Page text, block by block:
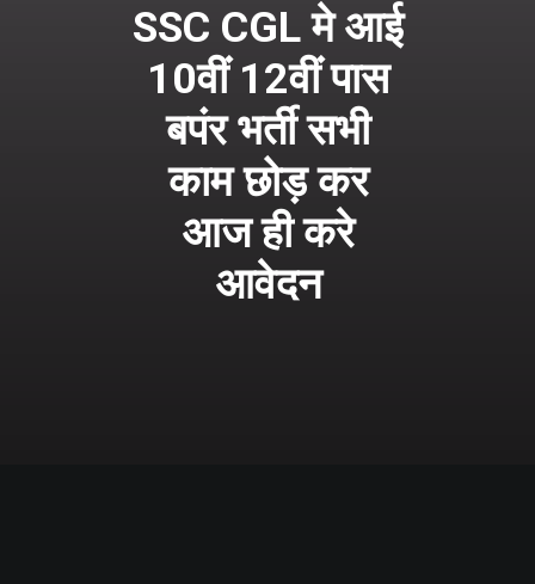
SSC CGL मे आई
10वीं 12वीं पास
बपंर भर्ती सभी
काम छोड़ कर
आज ही करे
आवेदन